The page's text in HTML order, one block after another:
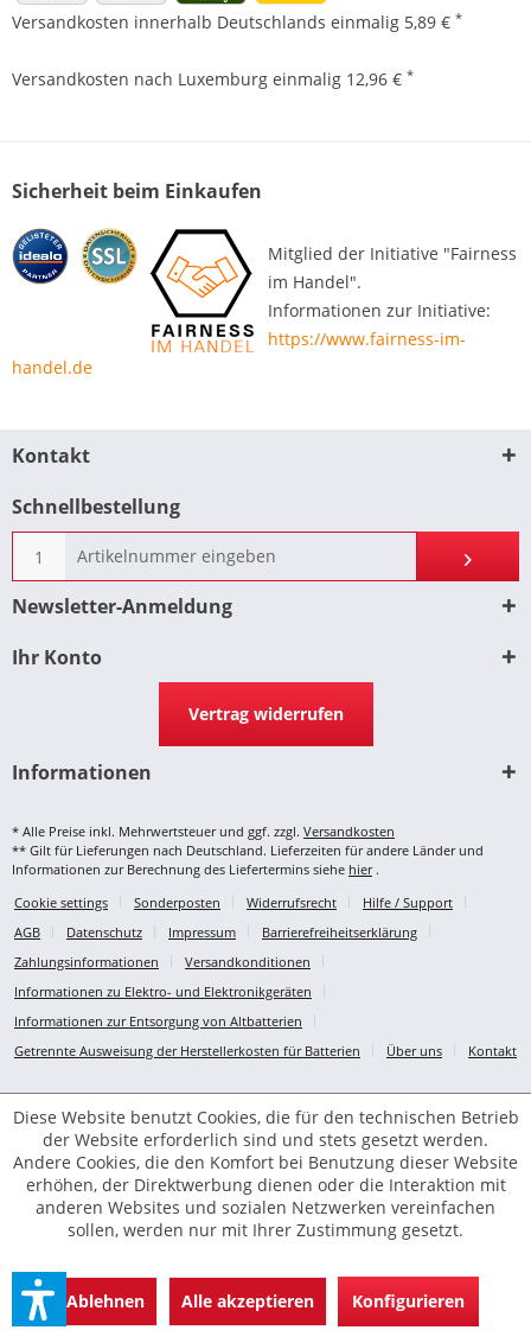
Versandkosten innerhalb Deutschlands einmalig 5,89 € *
Versandkosten nach Luxemburg einmalig 12,96 € *
Sicherheit beim Einkaufen
Mitglied der Initiative "Fairness
im Handel".
Informationen zur Initiative:
https://www.fairness-im-
handel.de
Kontakt
Schnellbestellung
Newsletter-Anmeldung
Ihr Konto
Vertrag widerrufen
Informationen
* Alle Preise inkl. Mehrwertsteuer und ggf. zzgl. Versandkosten
** Gilt für Lieferungen nach Deutschland. Lieferzeiten für andere Länder und
Informationen zur Berechnung des Liefertermins siehe hier.
Cookie settings
Sonderposten Widerrufsrecht
Hilfe / Support
AGB
Datenschutz Impressum
Barrierefreiheitserklärung
Zahlungsinformationen
Versandkonditionen
Informationen zu Elektro- und Elektronikgeräten
Informationen zur Entsorgung von Altbatterien
Getrennte Ausweisung der Herstellerkosten für Batterien
Über uns Kontakt
Diese Website benutzt Cookies, die für den technischen Betrieb
der Website erforderlich sind und stets gesetzt werden.
Andere Cookies, die den Komfort bei Benutzung dieser Website
erhöhen, der Direktwerbung dienen oder die Interaktion mit
anderen Websites und sozialen Netzwerken vereinfachen
sollen, werden nur mit Ihrer Zustimmung gesetzt.
Ablehnen Alle akzeptieren Konfigurieren